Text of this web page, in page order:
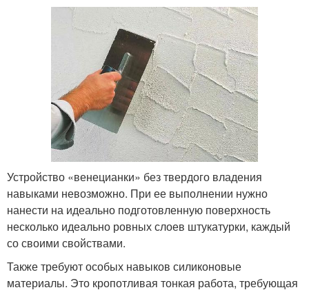
Устройство «венецианки» без твердого владения
навыками невозможно. При ее выполнении нужно
нанести на идеально подготовленную поверхность
несколько идеально ровных слоев штукатурки, каждый
со своими свойствами.
Также требуют особых навыков силиконовые
материалы. Это кропотливая тонкая работа, требующая